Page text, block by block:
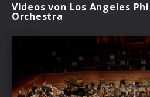
Videos von Los Angeles
Orchestra